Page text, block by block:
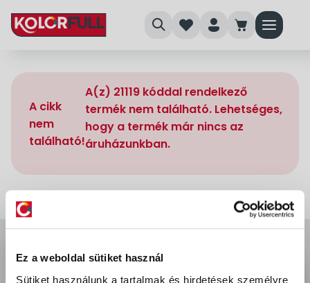
Ez a weboldal sütiket használ
Sütiket használunk a tartalmak és hirdetések személyre
search heart person cart menu
A cikk
nem
található!
A(z) 21119 kóddal rendelkező
termék nem található. Lehetséges,
hogy a termék már nincs az
áruházunkban.